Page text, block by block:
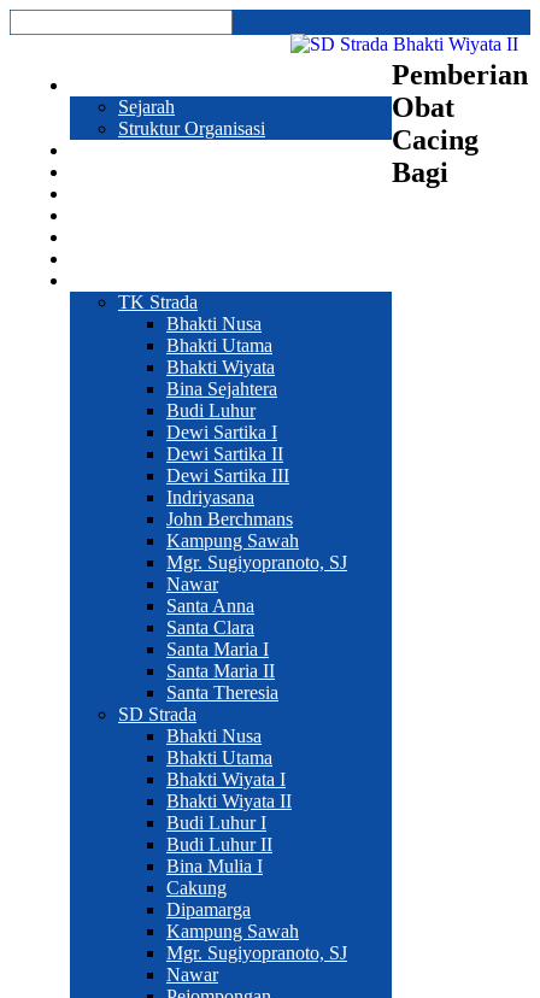
Sejarah
Struktur Organisasi
TK Strada
Bhakti Nusa
Bhakti Utama
Bhakti Wiyata
Bina Sejahtera
Budi Luhur
Dewi Sartika I
Dewi Sartika II
Dewi Sartika III
Indriyasana
John Berchmans
Kampung Sawah
Mgr. Sugiyopranoto, SJ
Nawar
Santa Anna
Santa Clara
Santa Maria I
Santa Maria II
Santa Theresia
SD Strada
Bhakti Nusa
Bhakti Utama
Bhakti Wiyata I
Bhakti Wiyata II
Budi Luhur I
Budi Luhur II
Bina Mulia I
Cakung
Dipamarga
Kampung Sawah
Mgr. Sugiyopranoto, SJ
Nawar
Pemberian
Obat
Cacing
Bagi